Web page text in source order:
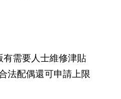
需要人士維修津貼
法配偶還可申請上限